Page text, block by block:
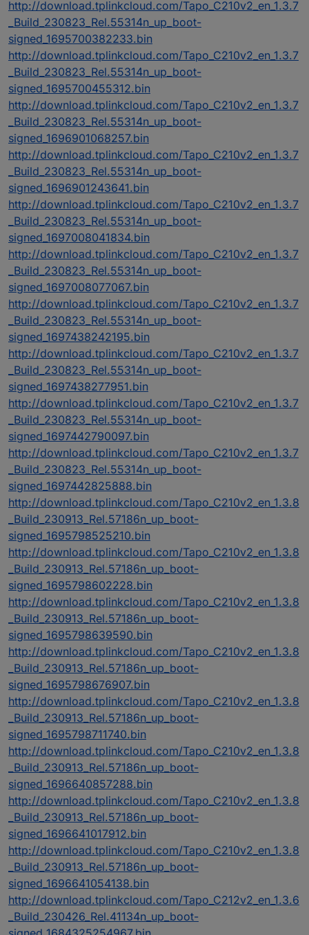
http://download.tplinkcloud.com/Tapo_C210v2_en_1.3.7
_Build_230823_Rel.55314n_up_boot-
signed_1695700382233.bin
http://download.tplinkcloud.com/Tapo_C210v2_en_1.3.7
_Build_230823_Rel.55314n_up_boot-
signed_1695700455312.bin
http://download.tplinkcloud.com/Tapo_C210v2_en_1.3.7
_Build_230823_Rel.55314n_up_boot-
signed_1696901068257.bin
http://download.tplinkcloud.com/Tapo_C210v2_en_1.3.7
_Build_230823_Rel.55314n_up_boot-
signed_1696901243641.bin
http://download.tplinkcloud.com/Tapo_C210v2_en_1.3.7
_Build_230823_Rel.55314n_up_boot-
signed_1697008041834.bin
http://download.tplinkcloud.com/Tapo_C210v2_en_1.3.7
_Build_230823_Rel.55314n_up_boot-
signed_1697008077067.bin
http://download.tplinkcloud.com/Tapo_C210v2_en_1.3.7
_Build_230823_Rel.55314n_up_boot-
signed_1697438242195.bin
http://download.tplinkcloud.com/Tapo_C210v2_en_1.3.7
_Build_230823_Rel.55314n_up_boot-
signed_1697438277951.bin
http://download.tplinkcloud.com/Tapo_C210v2_en_1.3.7
_Build_230823_Rel.55314n_up_boot-
signed_1697442790097.bin
http://download.tplinkcloud.com/Tapo_C210v2_en_1.3.7
_Build_230823_Rel.55314n_up_boot-
signed_1697442825888.bin
http://download.tplinkcloud.com/Tapo_C210v2_en_1.3.8
_Build_230913_Rel.57186n_up_boot-
signed_1695798525210.bin
http://download.tplinkcloud.com/Tapo_C210v2_en_1.3.8
_Build_230913_Rel.57186n_up_boot-
signed_1695798602228.bin
http://download.tplinkcloud.com/Tapo_C210v2_en_1.3.8
_Build_230913_Rel.57186n_up_boot-
signed_1695798639590.bin
http://download.tplinkcloud.com/Tapo_C210v2_en_1.3.8
_Build_230913_Rel.57186n_up_boot-
signed_1695798676907.bin
http://download.tplinkcloud.com/Tapo_C210v2_en_1.3.8
_Build_230913_Rel.57186n_up_boot-
signed_1695798711740.bin
http://download.tplinkcloud.com/Tapo_C210v2_en_1.3.8
_Build_230913_Rel.57186n_up_boot-
signed_1696640857288.bin
http://download.tplinkcloud.com/Tapo_C210v2_en_1.3.8
_Build_230913_Rel.57186n_up_boot-
signed_1696641017912.bin
http://download.tplinkcloud.com/Tapo_C210v2_en_1.3.8
_Build_230913_Rel.57186n_up_boot-
signed_1696641054138.bin
http://download.tplinkcloud.com/Tapo_C212v2_en_1.3.6
_Build_230426_Rel.41134n_up_boot-